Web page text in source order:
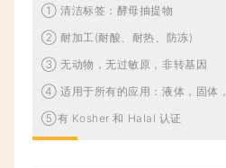
① 清洁标签：酵母抽提物
② 耐加工(耐酸、耐热、防冻)
③ 无动物，无过敏原，非转基因
④适用于所有的应用：液体，固体
⑤有 Kosher 和 Halal 认证